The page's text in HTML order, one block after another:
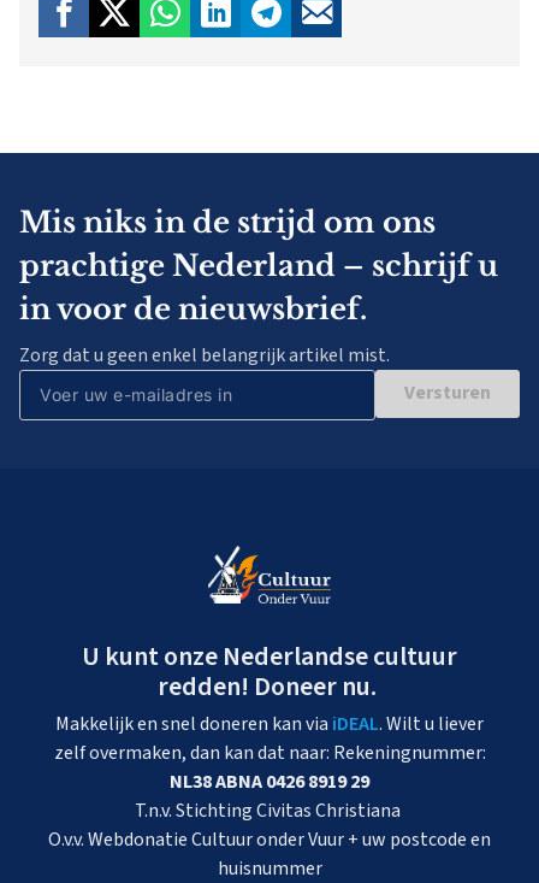
Mis niks in de strijd om ons
prachtige Nederland – schrijf u
in voor de nieuwsbrief.
Zorg dat u geen enkel belangrijk artikel mist.
Versturen
U kunt onze Nederlandse cultuur
redden! Doneer nu.
Makkelijk en snel doneren kan via iDEAL. Wilt u liever
zelf overmaken, dan kan dat naar: Rekeningnummer:
NL38 ABNA 0426 8919 29
T.n.v. Stichting Civitas Christiana
O.v.v. Webdonatie Cultuur onder Vuur + uw postcode en
huisnummer